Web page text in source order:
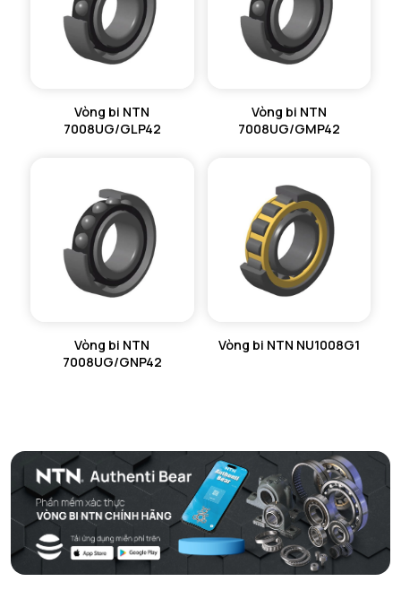
Vòng bi NTN
7008UG/GLP42
Vòng bi NTN
7008UG/GMP42
Vòng bi NTN
7008UG/GNP42
Vòng bi NTN NU1008G1